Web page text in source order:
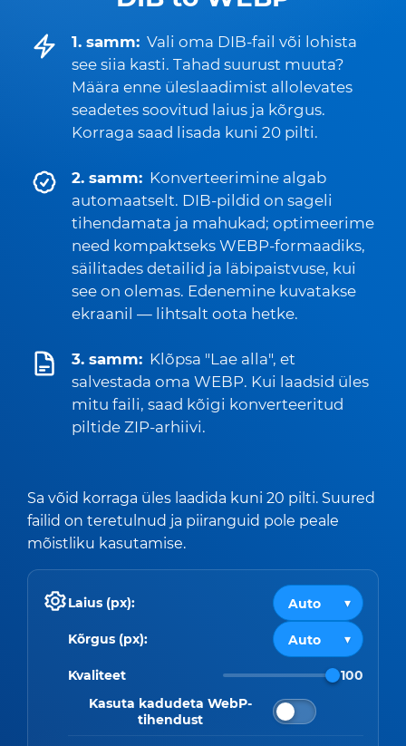
1. samm: Vali oma DIB-fail või lohista
see siia kasti. Tahad suurust muuta?
Määra enne üleslaadimist allolevates
seadetes soovitud laius ja kõrgus.
Korraga saad lisada kuni 20 pilti.
2. samm: Konverteerimine algab
automaatselt. DIB-pildid on sageli
tihendamata ja mahukad; optimeerime
need kompaktseks WEBP-formaadiks,
säilitades detailid ja läbipaistvuse, kui
see on olemas. Edenemine kuvatakse
ekraanil — lihtsalt oota hetke.
3. samm: Klõpsa "Lae alla", et
salvestada oma WEBP. Kui laadsid üles
mitu faili, saad kõigi konverteeritud
piltide ZIP-arhiivi.
Sa võid korraga üles laadida kuni 20 pilti. Suured
failid on teretulnud ja piiranguid pole peale
mõistliku kasutamise.
Laius (px):
Kõrgus (px):
Kvaliteet
100
Kasuta kadudeta WebP-
tihendust